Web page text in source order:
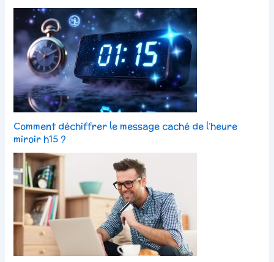
Comment déchiffrer le message caché de l’heure
miroir h15 ?